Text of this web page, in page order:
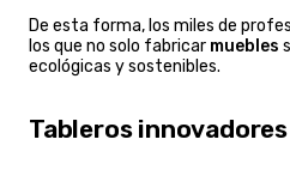
De esta forma, los miles de
los que no solo fabricar muebles
ecológicas y sostenibles.
Tableros innovadores